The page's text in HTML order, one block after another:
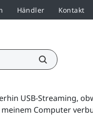
Händler Kontakt
USB-Streaming,
Computer